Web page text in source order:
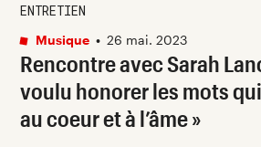
Rencontre avec Sarah
voulu honorer les mots
au coeur et à l’âme »
ENTRETIEN
Musique • 26 mai. 2023